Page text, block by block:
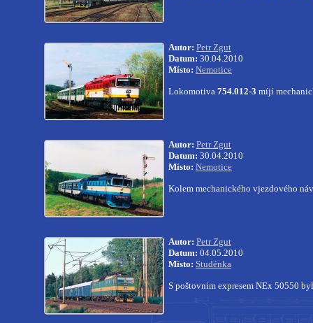
Autor: Petr Zgut
Datum: 30.04.2010
Místo: Nemotice
Lokomotiva 754.012-3 míjí
Autor: Petr Zgut
Datum: 30.04.2010
Místo: Nemotice
Kolem mechanického vjezdového
Autor: Petr Zgut
Datum: 04.05.2010
Místo: Studénka
S poštovním expresem NEx 50550